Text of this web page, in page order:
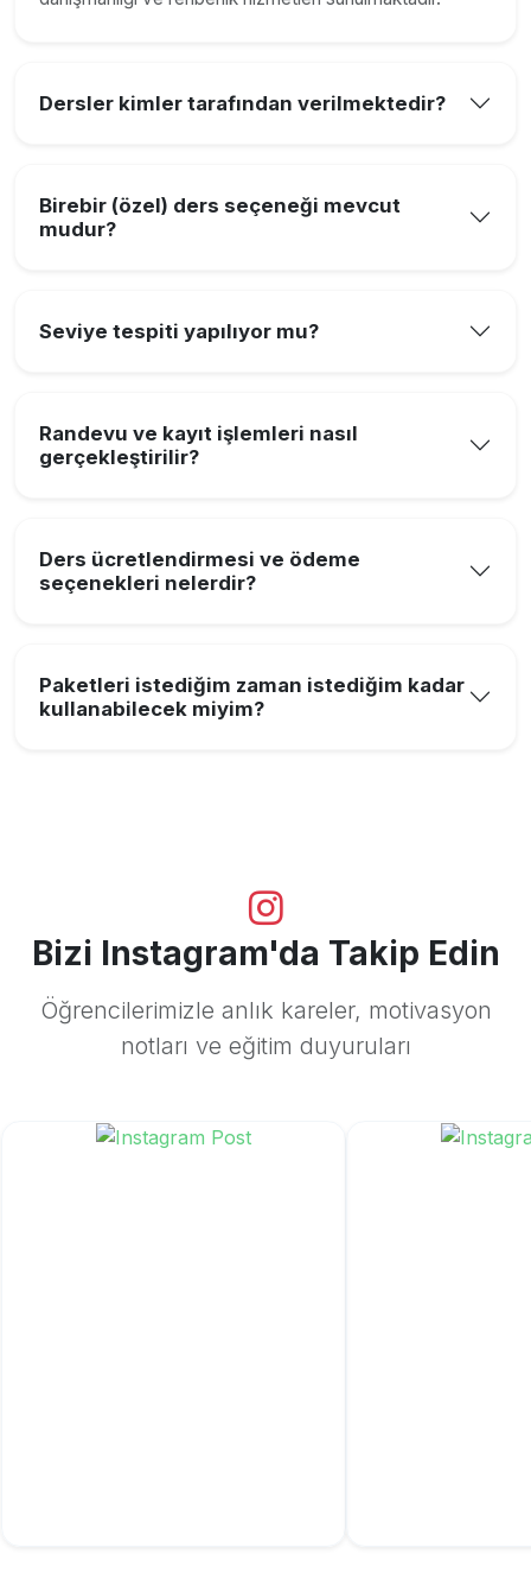
Dersler kimler tarafından verilmektedir?
Birebir (özel) ders seçeneği mevcut
mudur?
Seviye tespiti yapılıyor mu?
Randevu ve kayıt işlemleri nasıl
gerçekleştirilir?
Ders ücretlendirmesi ve ödeme
seçenekleri nelerdir?
Paketleri istediğim zaman istediğim kadar
kullanabilecek miyim?
Bizi Instagram'da Takip Edin
Öğrencilerimizle anlık kareler, motivasyon
notları ve eğitim duyuruları